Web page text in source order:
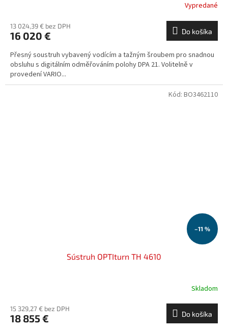
Vypredané
13 024,39 € bez DPH
16 020 € Do košíka
Přesný soustruh vybavený vodícím a tažným šroubem pro snadnou
obsluhu s digitálním odměřováním polohy DPA 21. Volitelně v
provedení VARIO...
–11 %
Sústruh OPTIturn TH 4610
Skladom
15 329,27 € bez DPH
18 855 € Do košíka
Kód: BO3462110